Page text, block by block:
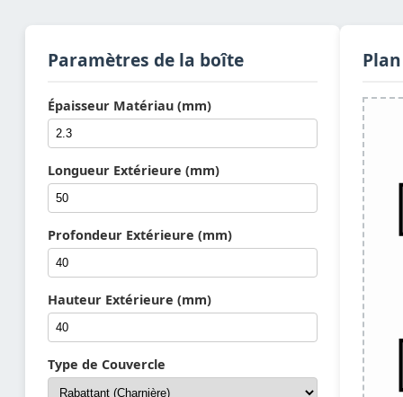
Paramètres de la boîte
Épaisseur Matériau (mm)
Longueur Extérieure (mm)
Profondeur Extérieure (mm)
Hauteur Extérieure (mm)
Type de Couvercle